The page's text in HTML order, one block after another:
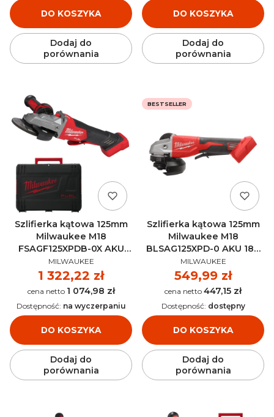
DO KOSZYKA
Dodaj do
porównania
DO KOSZYKA
Dodaj do
porównania
Szlifierka kątowa 125mm
Milwaukee M18
FSAGF125XPDB-0X AKU
18V (bez aku) -
4933478439
PRODUCENT
MILWAUKEE
Cena
1 322,22 zł
Cena 1 074,98 zł
DO KOSZYKA
Dostępność: na wyczerpaniu
Dodaj do
porównania
BESTSELLER
Szlifierka kątowa 125mm
Milwaukee M18
BLSAG125XPD-0 AKU 18V
(bez aku) - 4933492645
PRODUCENT
MILWAUKEE
Cena
549,99 zł
Cena 447,15 zł
DO KOSZYKA
Dostępność: dostępny
Dodaj do
porównania